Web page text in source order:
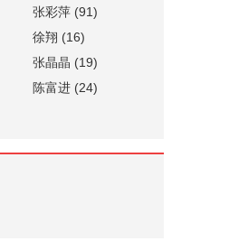
张彩萍 (91)
徐翔 (16)
张晶晶 (19)
陈富进 (24)